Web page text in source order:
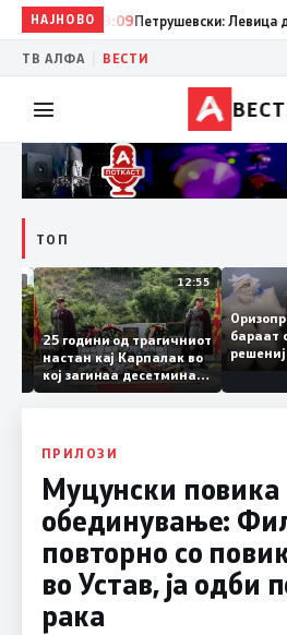
НАЈНОВО
19:09 Петрушевски: Левица да
ТВ АЛФА ВЕСТИ
ТОП
13:04 12:55
25 години од трагичниот
настан кај Карпалак во
кој загинаа десетмина
македонски бранители
ПРИЛОЗИ
Муцунски повика
обединување:
повторно со
во Устав, ја одби
рака